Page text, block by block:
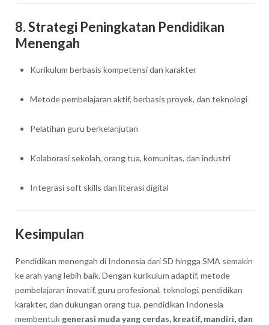
8. Strategi Peningkatan Pendidikan
Menengah
Kurikulum berbasis kompetensi dan karakter
Metode pembelajaran aktif, berbasis proyek, dan teknologi
Pelatihan guru berkelanjutan
Kolaborasi sekolah, orang tua, komunitas, dan industri
Integrasi soft skills dan literasi digital
Kesimpulan
Pendidikan menengah di Indonesia dari SD hingga SMA semakin
ke arah yang lebih baik. Dengan kurikulum adaptif, metode
pembelajaran inovatif, guru profesional, teknologi, pendidikan
karakter, dan dukungan orang tua, pendidikan Indonesia
membentuk generasi muda yang cerdas, kreatif, mandiri, dan